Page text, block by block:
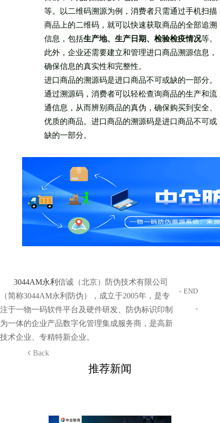
等。以二维码溯源为例，消费者只需通过手机扫描
商品上的二维码，就可以快速获取商品的全部追溯
信息，包括生产地、 生产日期、检验检疫情况等。
此外，企业还需要建立和管理进口商品溯源信息，
确保信息的真实性和完整性。
进口商品的溯源码是进口商品不可或缺的一部分。
通过溯源码，消费者可以轻松查询商品的生产和流
通信息，从而辨别商品的真伪，确保购买到安全、
优质的商品。进口商品的溯源码是进口商品不可或
缺的一部分。
3044AM永利 信诚（北京）防伪技术有限公司
（简称3044AM永利防伪），成立于2005年，是专
注于一物一码软件平台及硬件研发、防伪标识印制
为一体的企业产品数字化管理集成服务商，是高新
技术企业、专精特新企业。
Back
- END
-
推荐新闻